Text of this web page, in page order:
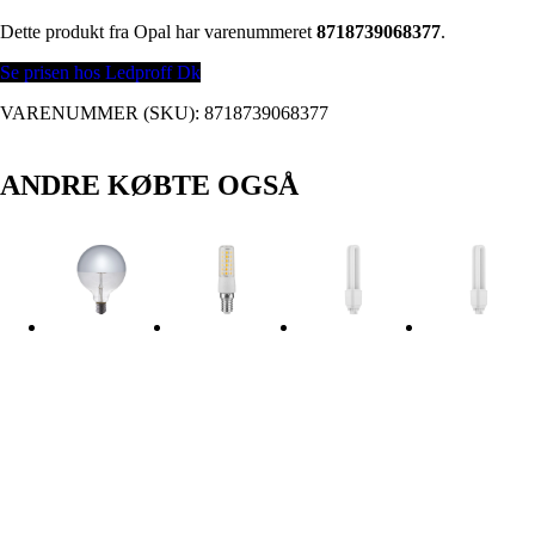
Dette produkt fra Opal har varenummeret 8718739068377.
Se prisen hos Ledproff Dk
VARENUMMER (SKU): 8718739068377
ANDRE KØBTE OGSÅ